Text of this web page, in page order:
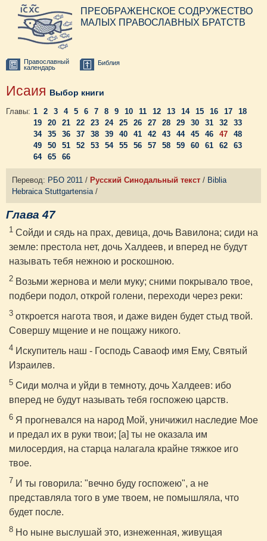
ПРЕОБРАЖЕНСКОЕ СОДРУЖЕСТВО
МАЛЫХ ПРАВОСЛАВНЫХ БРАТСТВ
Православный
календарь
Библия
Исаия Выбор книги
Главы: 1 2 3 4 5 6 7 8 9 10 11 12 13 14 15 16 17
18
19
20 21 22 23 24 25 26 27 28 29 30 31 32
33
34
35 36 37 38 39 40 41 42 43 44 45 46 47
48
49
50 51 52 53 54 55 56 57 58 59 60 61 62
63
64
65 66
Перевод: РБО 2011 / Русский Синодальный текст / Biblia
Hebraica Stuttgartensia/
Глава 47
1 Сойди и сядь на прах, девица, дочь Вавилона; сиди на
земле: престола нет, дочь Халдеев, и вперед не будут
называть тебя нежною и роскошною.
2 Возьми жернова и мели муку; сними покрывало твое,
подбери подол, открой голени, переходи через реки:
3 откроется нагота твоя, и даже виден будет стыд твой.
Совершу мщение и не пощажу никого.
4 Искупитель наш - Господь Саваоф имя Ему, Святый
Израилев.
5 Сиди молча и уйди в темноту, дочь Халдеев: ибо
вперед не будут называть тебя госпожею царств.
6 Я прогневался на народ Мой, уничижил наследие Мое
и предал их в руки твои; [а] ты не оказала им
милосердия, на старца налагала крайне тяжкое иго
твое.
7 И ты говорила: "вечно буду госпожею", а не
представляла того в уме твоем, не помышляла, что
будет после.
8 Но ныне выслушай это, изнеженная, живущая